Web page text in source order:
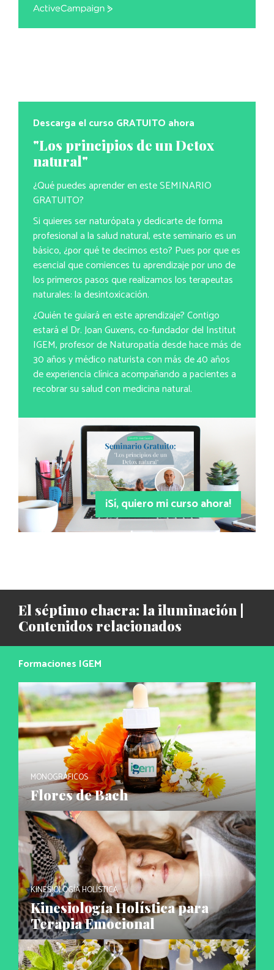
ActiveCampaign
Descarga el curso GRATUITO ahora
"Los principios de un Detox
natural"
¿Qué puedes aprender en este SEMINARIO
GRATUITO?
Si quieres ser naturópata y dedicarte de forma
profesional a la salud natural, este seminario es un
básico, ¿por qué te decimos esto? Pues por que es
esencial que comiences tu aprendizaje por uno de
los primeros pasos que realizamos los terapeutas
naturales: la desintoxicación.
¿Quién te guiará en este aprendizaje? Contigo
estará el Dr. Joan Guxens, co-fundador del Institut
IGEM, profesor de Naturopatía desde hace más de
30 años y médico naturista con más de 40 años
de experiencia clínica acompañando a pacientes a
recobrar su salud con medicina natural.
¡Sí, quiero mi curso ahora!
El séptimo chacra: la iluminación |
Contenidos relacionados
Formaciones IGEM
MONOGRÁFICOS
Flores de Bach
KINESIOLOGÍA HOLÍSTICA
Kinesiología Holística para
Terapia Emocional